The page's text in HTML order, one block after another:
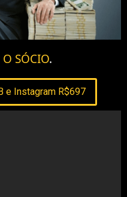
O SÓCIO.
e Instagram R$697